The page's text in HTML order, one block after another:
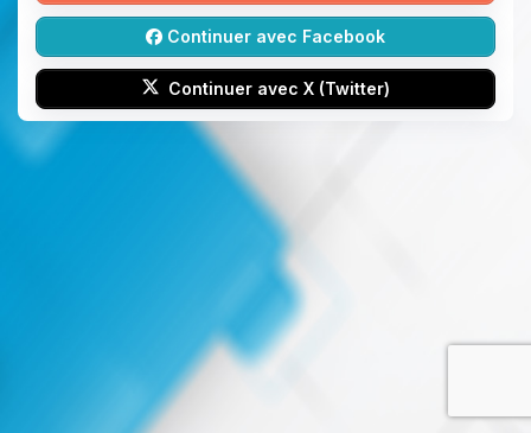
Continuer avec Facebook
Continuer avec X (Twitter)